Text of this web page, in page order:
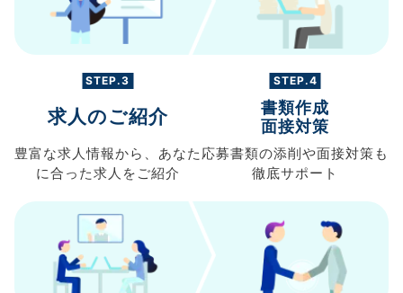
STEP.3
求人のご紹介
豊富な求人情報から、 あなた
に合った求人を ご紹介
STEP.4
書類作成
面接対策
応募書類の添削や面接対策も
徹底サポート